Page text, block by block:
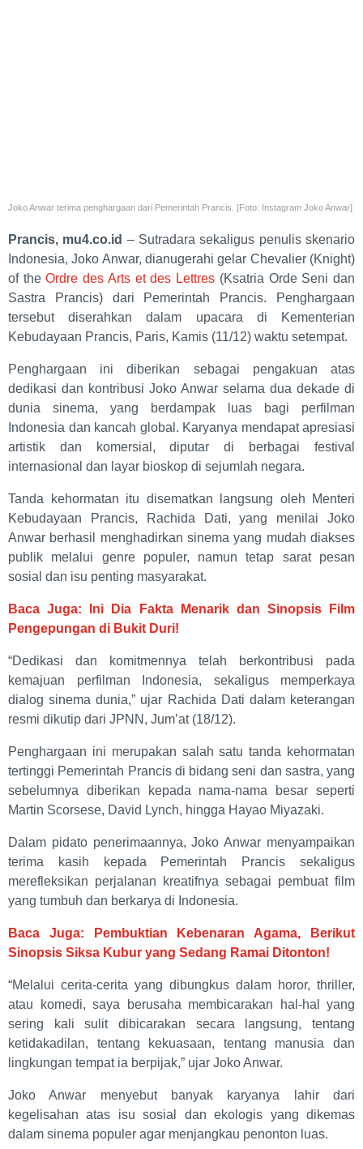
Joko Anwar terima penghargaan dari Pemerintah Prancis. [Foto: Instagram Joko Anwar]
Prancis, mu4.co.id – Sutradara sekaligus penulis skenario
Indonesia, Joko Anwar, dianugerahi gelar Chevalier (Knight)
of theOrdre des Arts et des Lettres (Ksatria Orde Seni dan
Sastra Prancis) dari Pemerintah Prancis. Penghargaan
tersebut diserahkan dalam upacara di Kementerian
Kebudayaan Prancis, Paris, Kamis (11/12) waktu setempat.
Penghargaan ini diberikan sebagai pengakuan atas
dedikasi dan kontribusi Joko Anwar selama dua dekade di
dunia sinema, yang berdampak luas bagi perfilman
Indonesia dan kancah global. Karyanya mendapat apresiasi
artistik dan komersial, diputar di berbagai festival
internasional dan layar bioskop di sejumlah negara.
Tanda kehormatan itu disematkan langsung oleh Menteri
Kebudayaan Prancis, Rachida Dati, yang menilai Joko
Anwar berhasil menghadirkan sinema yang mudah diakses
publik melalui genre populer, namun tetap sarat pesan
sosial dan isu penting masyarakat.
Baca Juga: Ini Dia Fakta Menarik dan Sinopsis Film
Pengepungan di Bukit Duri!
“Dedikasi dan komitmennya telah berkontribusi pada
kemajuan perfilman Indonesia, sekaligus memperkaya
dialog sinema dunia,” ujar Rachida Dati dalam keterangan
resmi dikutip dari JPNN, Jum’at (18/12).
Penghargaan ini merupakan salah satu tanda kehormatan
tertinggi Pemerintah Prancis di bidang seni dan sastra, yang
sebelumnya diberikan kepada nama-nama besar seperti
Martin Scorsese, David Lynch, hingga Hayao Miyazaki.
Dalam pidato penerimaannya, Joko Anwar menyampaikan
terima kasih kepada Pemerintah Prancis sekaligus
merefleksikan perjalanan kreatifnya sebagai pembuat film
yang tumbuh dan berkarya di Indonesia.
Baca Juga: Pembuktian Kebenaran Agama, Berikut
Sinopsis Siksa Kubur yang Sedang Ramai Ditonton!
“Melalui cerita-cerita yang dibungkus dalam horor, thriller,
atau komedi, saya berusaha membicarakan hal-hal yang
sering kali sulit dibicarakan secara langsung, tentang
ketidakadilan, tentang kekuasaan, tentang manusia dan
lingkungan tempat ia berpijak,” ujar Joko Anwar.
Joko Anwar menyebut banyak karyanya lahir dari
kegelisahan atas isu sosial dan ekologis yang dikemas
dalam sinema populer agar menjangkau penonton luas.